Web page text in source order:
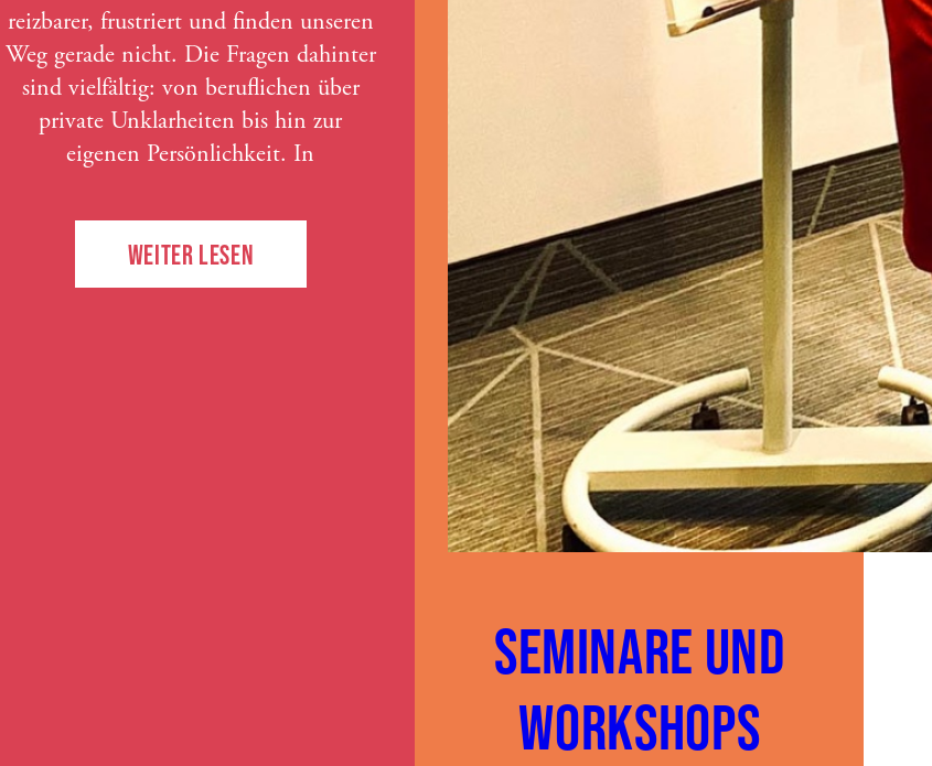
reizbarer, frustriert und finden unseren
Weg gerade nicht. Die Fragen dahinter
sind vielfältig: von beruflichen über
private Unklarheiten bis hin zur
eigenen Persönlichkeit. In
WEITER LESEN
SEMINARE UND
WORKSHOPS